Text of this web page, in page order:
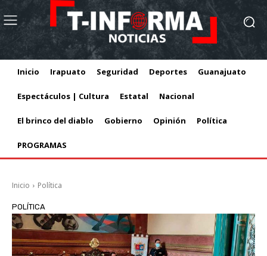
Inicio Irapuato Seguridad Deportes Guanajuato
Espectáculos | Cultura Estatal Nacional
El brinco del diablo Gobierno Opinión Política
PROGRAMAS
Inicio Política
POLÍTICA